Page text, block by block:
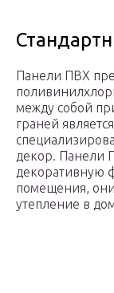
Панели ПВХ
между собой
граней
декор. Панели
декоративную
помещения,
утепление в